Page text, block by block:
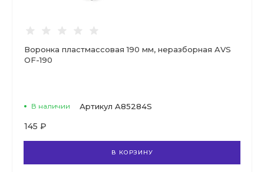
Воронка пластмассовая 190 мм, неразборная AVS
OF-190
В наличии Артикул A85284S
145 ₽
В КОРЗИНУ